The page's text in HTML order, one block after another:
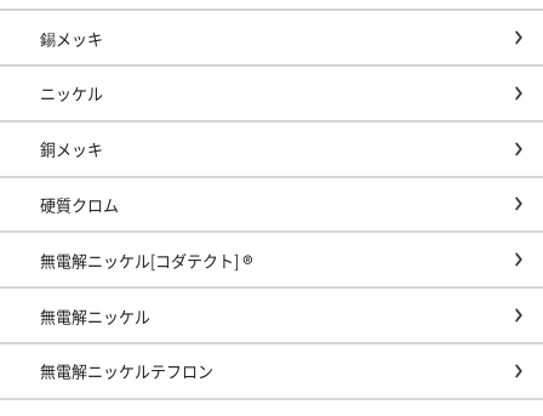
錫メッキ
ニッケル
銅メッキ
硬質クロム
無電解ニッケル[コダテクト] ®
無電解ニッケル
無電解ニッケルテフロン